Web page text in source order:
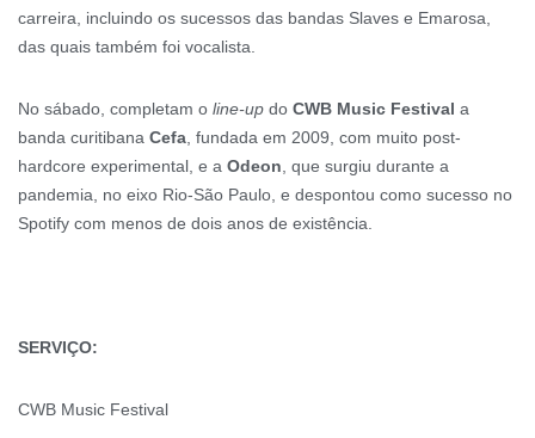
carreira, incluindo os sucessos das bandas Slaves e Emarosa,
das quais também foi vocalista.
No sábado, completam o line-up do CWB Music Festival a
banda curitibana Cefa , fundada em 2009, com muito post-
hardcore experimental, e a Odeon , que surgiu durante a
pandemia, no eixo Rio-São Paulo, e despontou como sucesso no
Spotify com menos de dois anos de existência.
SERVIÇO:
CWB Music Festival